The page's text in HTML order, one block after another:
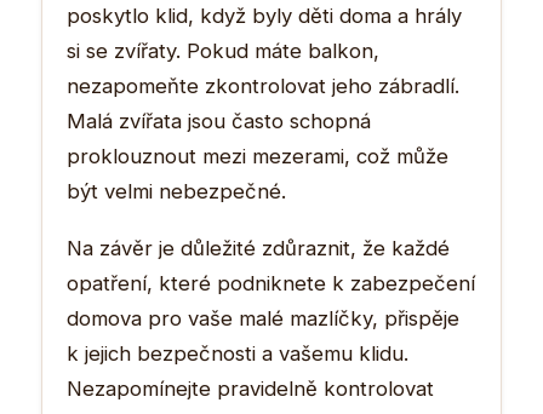
poskytlo klid, když byly děti doma a hrály
si se zvířaty. Pokud máte balkon,
nezapomeňte zkontrolovat jeho zábradlí.
Malá zvířata jsou často schopná
proklouznout mezi mezerami, což může
být velmi nebezpečné.
Na závěr je důležité zdůraznit, že každé
opatření, které podniknete k zabezpečení
domova pro vaše malé mazlíčky, přispěje
k jejich bezpečnosti a vašemu klidu.
Nezapomínejte pravidelně kontrolovat